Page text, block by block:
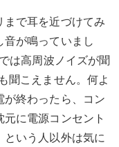
で耳を近づけてみ
が鳴っていまし
は高周波ノイズが聞
聞こえません。何よ
終わったら、コン
に電源コンセント
いう人以外は気に